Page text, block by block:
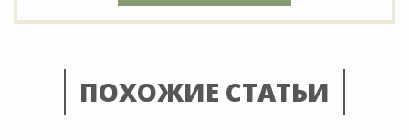
ПОХОЖИЕ СТАТЬИ